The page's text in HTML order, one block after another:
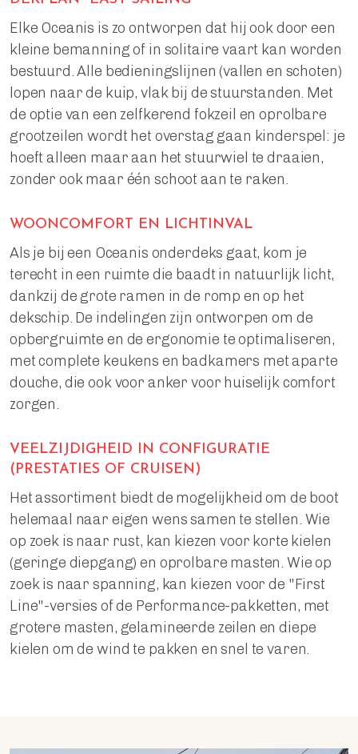
Elke Oceanis is zo ontworpen dat hij ook door een
kleine bemanning of in solitaire vaart kan worden
bestuurd. Alle bedieningslijnen (vallen en schoten)
lopen naar de kuip, vlak bij de stuurstanden. Met
de optie van een zelfkerend fokzeil en oprolbare
grootzeilen wordt het overstag gaan kinderspel: je
hoeft alleen maar aan het stuurwiel te draaien,
zonder ook maar één schoot aan te raken.
WOONCOMFORT EN LICHTINVAL
Als je bij een Oceanis onderdeks gaat, kom je
terecht in een ruimte die baadt in natuurlijk licht,
dankzij de grote ramen in de romp en op het
dekschip. De indelingen zijn ontworpen om de
opbergruimte en de ergonomie te optimaliseren,
met complete keukens en badkamers met aparte
douche, die ook voor anker voor huiselijk comfort
zorgen.
VEELZIJDIGHEID IN CONFIGURATIE
(PRESTATIES OF CRUISEN)
Het assortiment biedt de mogelijkheid om de boot
helemaal naar eigen wens samen te stellen. Wie
op zoek is naar rust, kan kiezen voor korte kielen
(geringe diepgang) en oprolbare masten. Wie op
zoek is naar spanning, kan kiezen voor de "First
Line"-versies of de Performance-pakketten, met
grotere masten, gelamineerde zeilen en diepe
kielen om de wind te pakken en snel te varen.